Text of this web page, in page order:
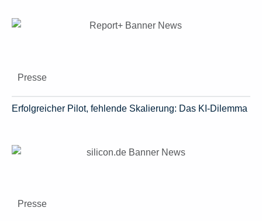
Presse
Erfolgreicher Pilot, fehlende Skalierung: Das KI-Dilemma
Presse